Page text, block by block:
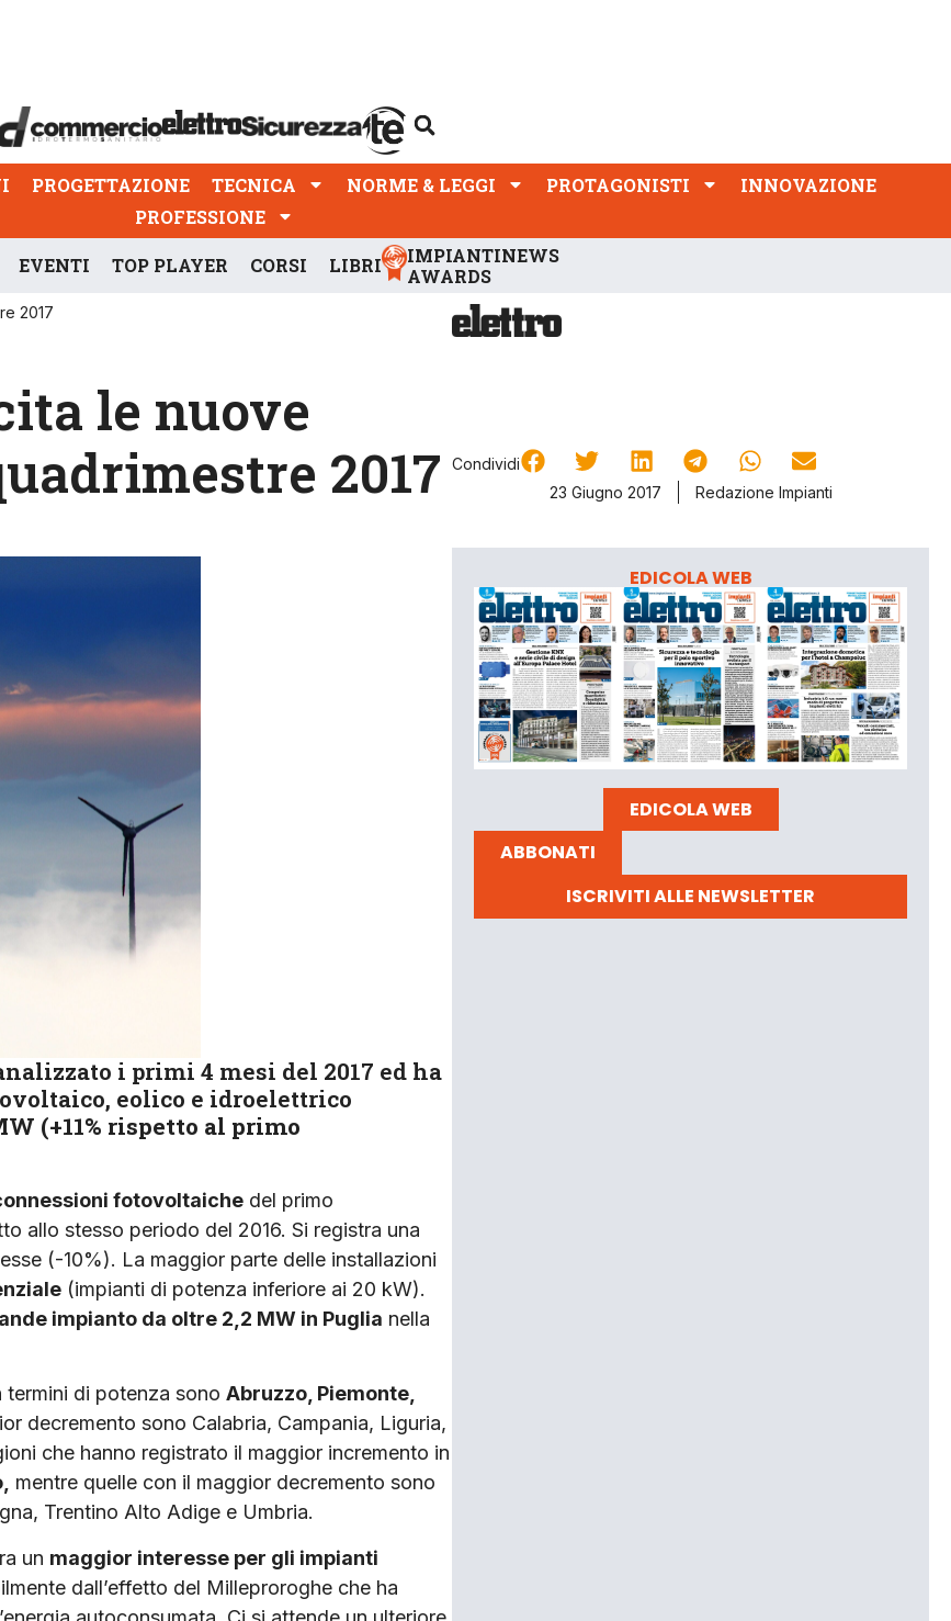
PROGETTAZIONE TECNICA NORME & LEGGI PROTAGONISTI
INNOVAZIONE
PROFESSIONE
EVENTI TOP PLAYER CORSI LIBRI
IMPIANTINEWS
AWARDS
2017
le nuove
2017
Condividi
23 Giugno 2017
Redazione Impianti
i primi 4 mesi del 2017 ed ha
eolico e idroelettrico
(+11% rispetto al primo
fotovoltaiche del primo
allo stesso periodo del 2016. Si registra una
(-10%). La maggior parte delle installazioni
(impianti di potenza inferiore ai 20 kW).
impianto da oltre 2,2 MW in Puglia nella
termini di potenza sono Abruzzo, Piemonte,
decremento sono Calabria, Campania, Liguria,
che hanno registrato il maggior incremento in
mentre quelle con il maggior decremento sono
Trentino Alto Adige e Umbria.
un maggior interesse per gli impianti
dall’effetto del Milleproroghe che ha
EDICOLA WEB
EDICOLA WEB
ABBONATI
ISCRIVITI ALLE NEWSLETTER